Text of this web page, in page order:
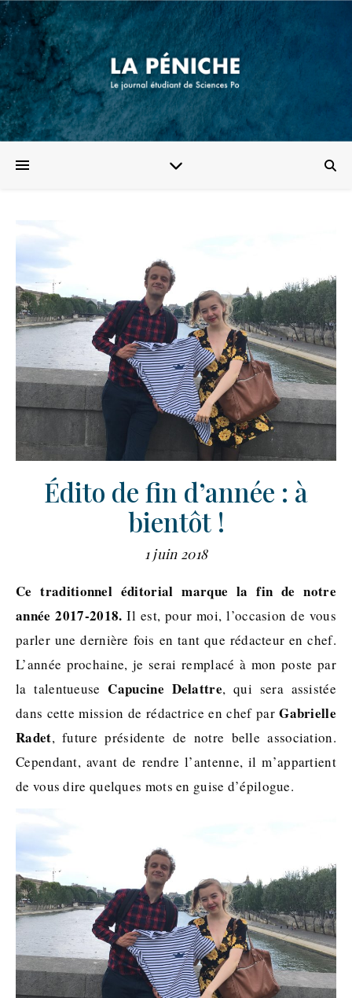
Édito de fin d’année : à
bientôt !
1 juin 2018
Ce traditionnel éditorial marque la fin de notre
année 2017-2018. Il est, pour moi, l’occasion de vous
parler une dernière fois en tant que rédacteur en chef.
L’année prochaine, je serai remplacé à mon poste par
la talentueuseCapucine Delattre, qui sera assistée
dans cette mission de rédactrice en chef parGabrielle
Radet, future présidente de notre belle association.
Cependant, avant de rendre l’antenne, il m’appartient
de vous dire quelques mots en guise d’épilogue.